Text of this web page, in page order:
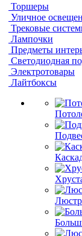
Торшеры
Уличное
Трековые
Лампочки
Предметы
Светодиодная
Электротовары
Лайтбоксы